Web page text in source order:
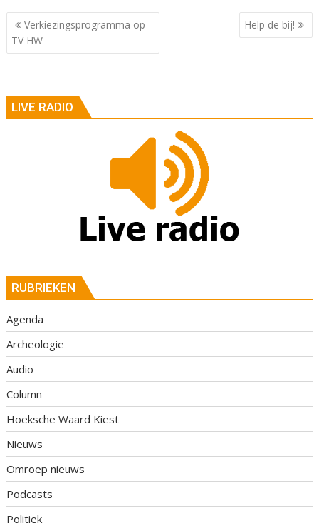
Berichtnavigatie
Verkiezingsprogramma op
TV HW
Help de bij!
LIVE RADIO
RUBRIEKEN
Agenda
Archeologie
Audio
Column
Hoeksche Waard Kiest
Nieuws
Omroep nieuws
Podcasts
Politiek